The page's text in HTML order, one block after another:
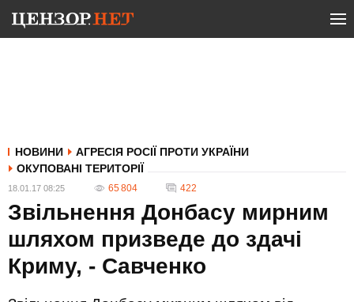
НОВИНИ
АГРЕСІЯ РОСІЇ ПРОТИ УКРАЇНИ
ОКУПОВАНІ ТЕРИТОРІЇ
18.01.17 08:25 65 804 422
Звільнення Донбасу мирним
шляхом призведе до здачі
Криму, - Савченко